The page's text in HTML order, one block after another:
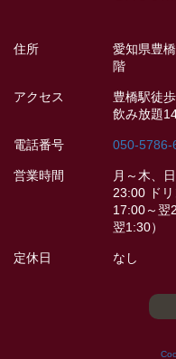
住所
愛知県豊
階
アクセス
豊橋駅徒
飲み放題
電話番号 050-5786-
営業時間
月～木、
23:00 ド
17:00～翌
翌1:30）
定休日 なし